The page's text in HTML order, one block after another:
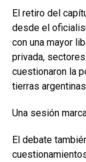
El retiro del
desde el
con una mayor
privada,
cuestionaron la
tierras
Una sesión
El debate